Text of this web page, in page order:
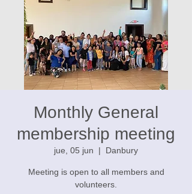
Monthly General
membership meeting
jue, 05 jun
  |
Danbury
Meeting is open to all members and
volunteers.